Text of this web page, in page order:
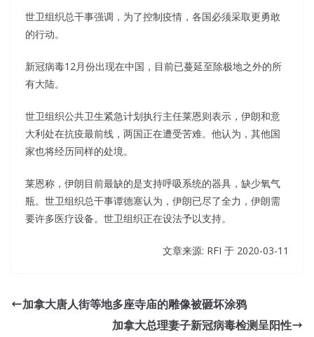
世卫组织总干事强调，为了控制疫情，各国必须采取更勇敢
的行动。
新冠病毒12月份出现在中国，目前已蔓延至除极地之外的所
有大陆。
世卫组织公共卫生紧急计划执行主任莱恩则表示，伊朗和意
大利处在抗疫最前线，两国正在遭受苦难。他认为，其他国
家也将经历同样的处境。
莱恩称，伊朗目前最缺的是支持呼吸系统的器具，缺少氧气
瓶。世卫组织总干事谭德塞认为，伊朗已尽了全力，伊朗需
要许多医疗设备。世卫组织正在设法予以支持。
文章来源: RFI 于 2020-03-11
加拿大唐人街等地多座寺庙的雕像被砸坏涂鸦
加拿大总理妻子新冠病毒检测呈阳性